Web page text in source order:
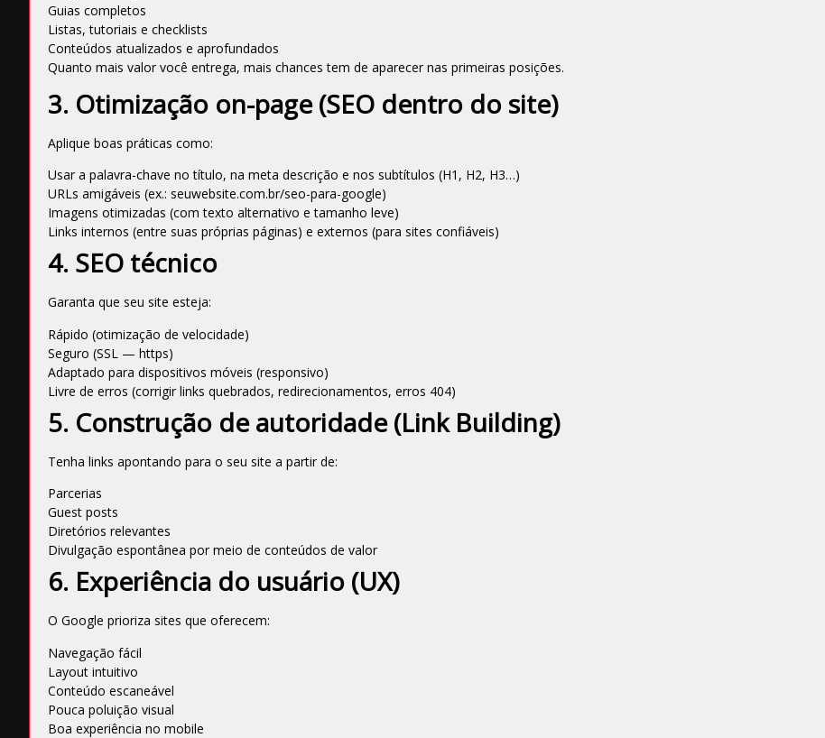
Guias completos
Listas, tutoriais e checklists
Conteúdos atualizados e aprofundados
Quanto mais valor você entrega, mais chances tem de aparecer nas primeiras posições.
3. Otimização on-page (SEO dentro do site)
Aplique boas práticas como:
Usar a palavra-chave no título, na meta descrição e nos subtítulos (H1, H2, H3…)
URLs amigáveis (ex.: seuwebsite.com.br/seo-para-google)
Imagens otimizadas (com texto alternativo e tamanho leve)
Links internos (entre suas próprias páginas) e externos (para sites confiáveis)
4. SEO técnico
Garanta que seu site esteja:
Rápido (otimização de velocidade)
Seguro (SSL — https)
Adaptado para dispositivos móveis (responsivo)
Livre de erros (corrigir links quebrados, redirecionamentos, erros 404)
5. Construção de autoridade (Link Building)
Tenha links apontando para o seu site a partir de:
Parcerias
Guest posts
Diretórios relevantes
Divulgação espontânea por meio de conteúdos de valor
6. Experiência do usuário (UX)
O Google prioriza sites que oferecem:
Navegação fácil
Layout intuitivo
Conteúdo escaneável
Pouca poluição visual
Boa experiência no mobile